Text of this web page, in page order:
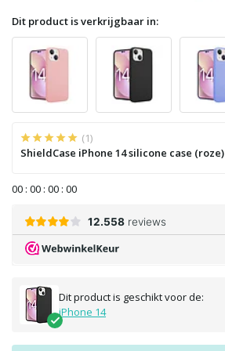
Dit product is verkrijgbaar in:
(1)
ShieldCase iPhone 14 silicone case (roze)
00 : 00 : 00 : 00
Dit product is geschikt voor de:
iPhone 14